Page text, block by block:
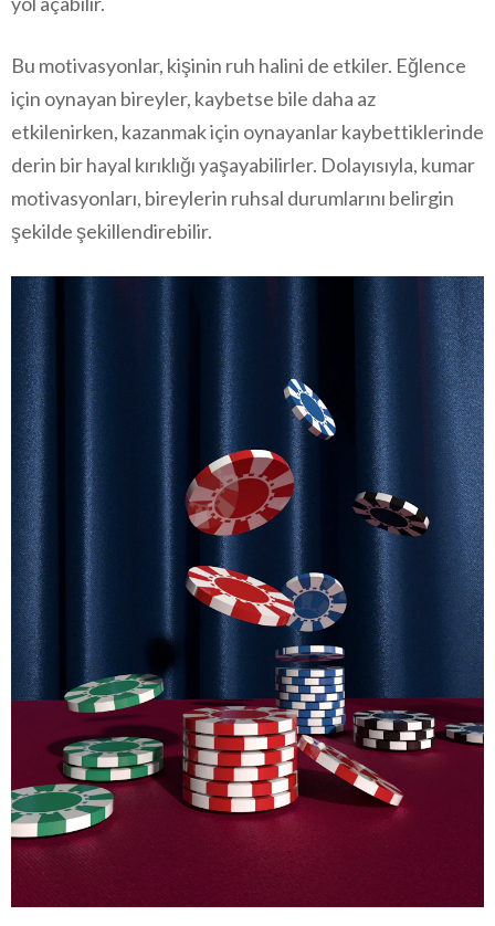
Bu motivasyonlar, kişinin ruh halini de etkiler. Eğlence
için oynayan bireyler, kaybetse bile daha az
etkilenirken, kazanmak için oynayanlar kaybettiklerinde
derin bir hayal kırıklığı yaşayabilirler. Dolayısıyla, kumar
motivasyonları, bireylerin ruhsal durumlarını belirgin
şekilde şekillendirebilir.